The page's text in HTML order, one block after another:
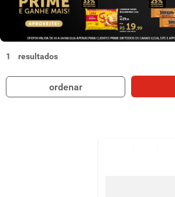
1
ordenar
6º biscoito
7º vinhos
macarrão